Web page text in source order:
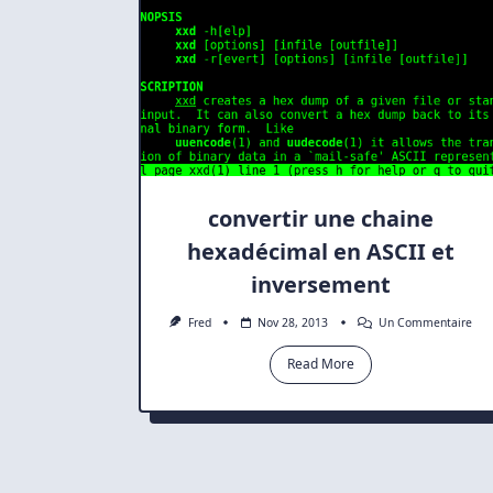
convertir une chaine
hexadécimal en ASCII et
inversement
Fred Nov 28, 2013 Un CommentaireSur
Read More